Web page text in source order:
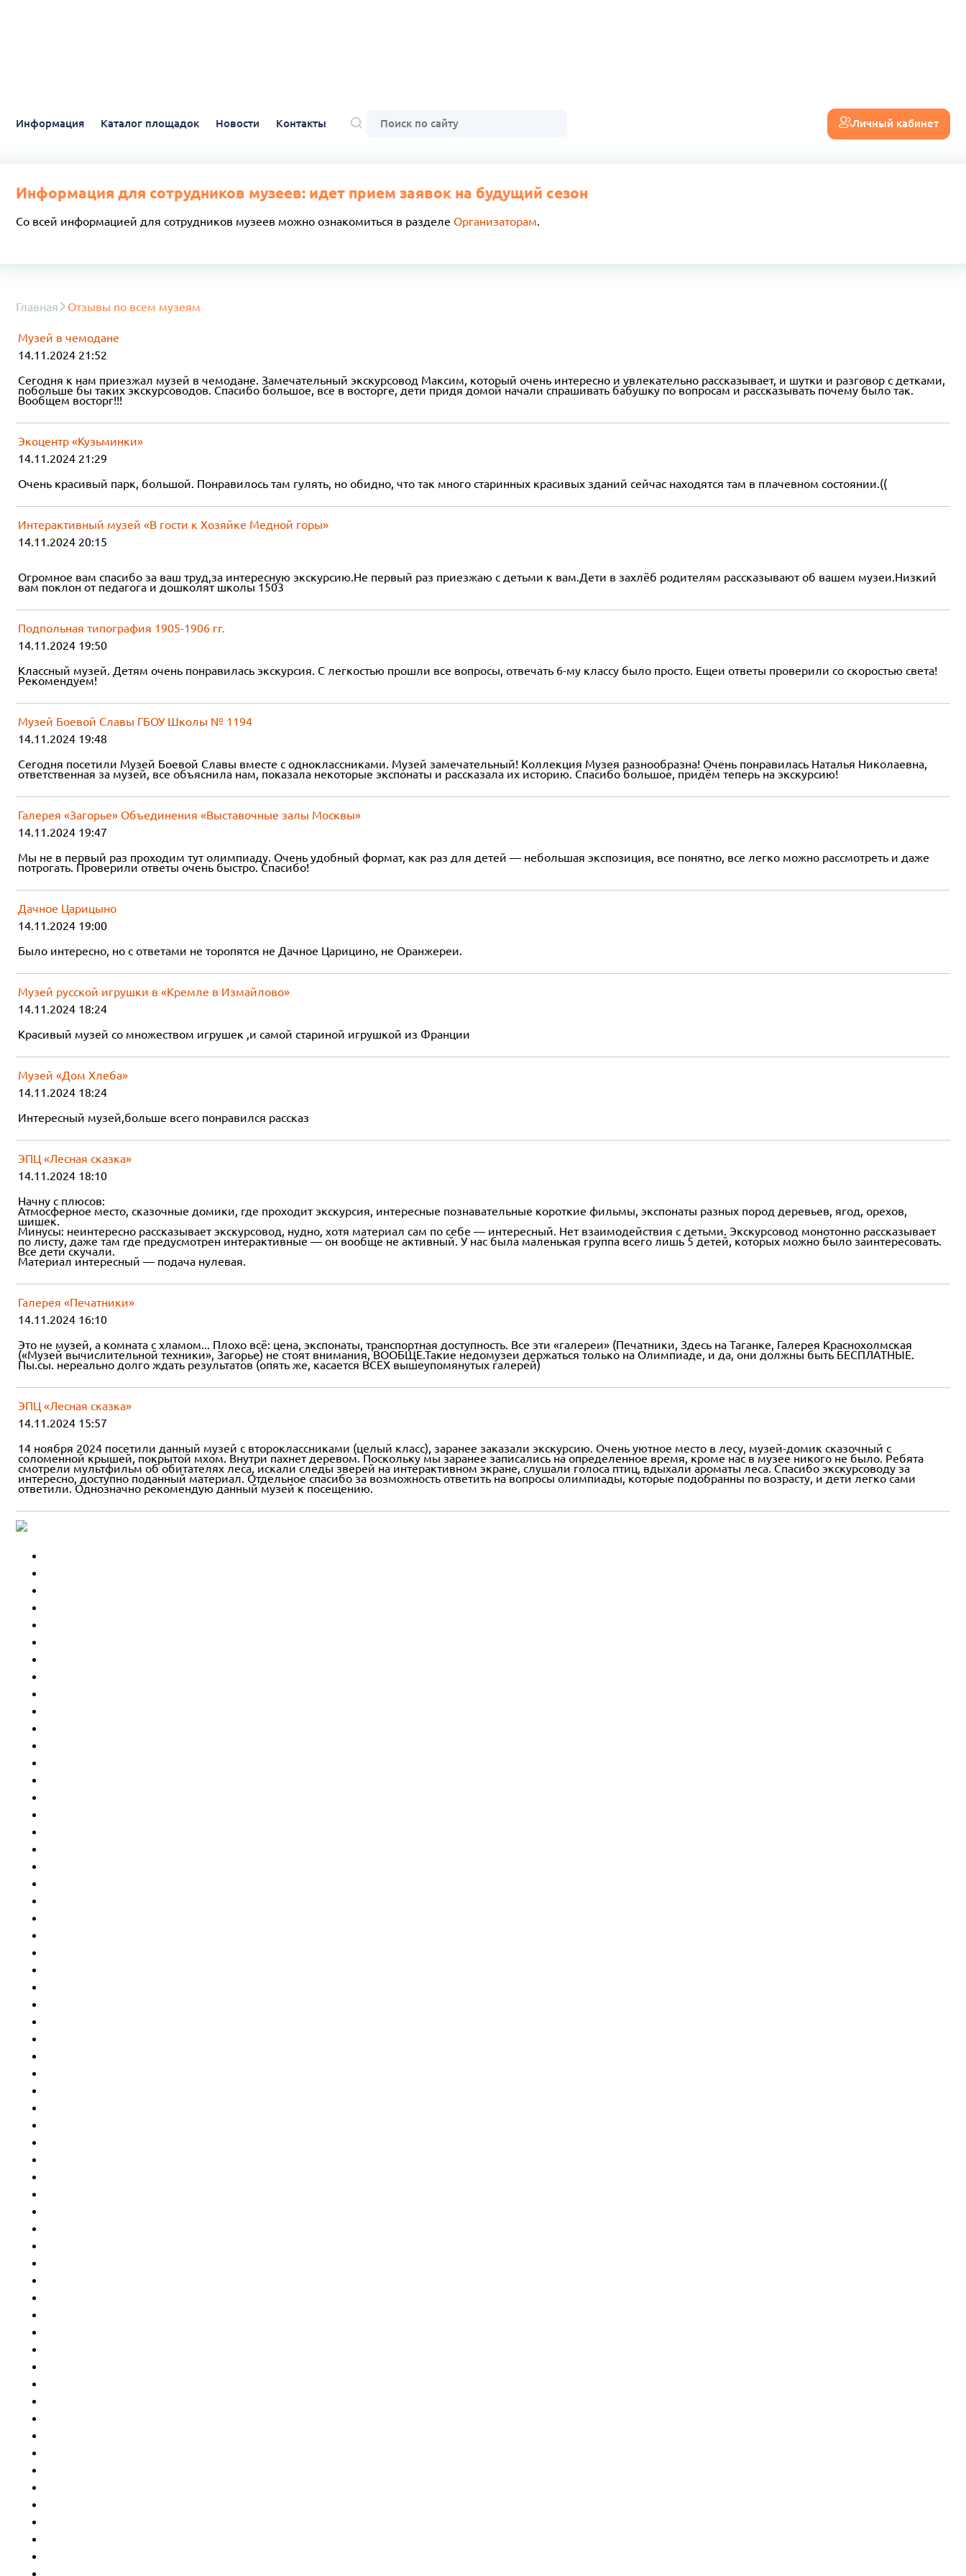
Информация Каталог площадок Новости Контакты Личный кабинет
Информация для сотрудников музеев: идет прием заявок на будущий сезон
Со всей информацией для сотрудников музеев можно ознакомиться в разделе Организаторам.
Главная Отзывы по всем музеям
Музей в чемодане
14.11.2024 21:52
Сегодня к нам приезжал музей в чемодане. Замечательный экскурсовод Максим, который очень интересно и увлекательно рассказывает, и шутки и разговор с детками,
побольше бы таких экскурсоводов. Спасибо большое, все в восторге, дети придя домой начали спрашивать бабушку по вопросам и рассказывать почему было так.
Вообщем восторг!!!
Экоцентр «Кузьминки»
14.11.2024 21:29
Очень красивый парк, большой. Понравилось там гулять, но обидно, что так много старинных красивых зданий сейчас находятся там в плачевном состоянии.((
Интерактивный музей «В гости к Хозяйке Медной горы»
14.11.2024 20:15
Огромное вам спасибо за ваш труд,за интересную экскурсию.Не первый раз приезжаю с детьми к вам.Дети в захлёб родителям рассказывают об вашем музеи.Низкий
вам поклон от педагога и дошколят школы 1503
Подпольная типография 1905-1906 гг.
14.11.2024 19:50
Классный музей. Детям очень понравилась экскурсия. С легкостью прошли все вопросы, отвечать 6-му классу было просто. Ещеи ответы проверили со скоростью света!
Рекомендуем!
Музей Боевой Славы ГБОУ Школы № 1194
14.11.2024 19:48
Сегодня посетили Музей Боевой Славы вместе с одноклассниками. Музей замечательный! Коллекция Музея разнообразна! Очень понравилась Наталья Николаевна,
ответственная за музей, все объяснила нам, показала некоторые экспонаты и рассказала их историю. Спасибо большое, придём теперь на экскурсию!
Галерея «Загорье» Объединения «Выставочные залы Москвы»
14.11.2024 19:47
Мы не в первый раз проходим тут олимпиаду. Очень удобный формат, как раз для детей — небольшая экспозиция, все понятно, все легко можно рассмотреть и даже
потрогать. Проверили ответы очень быстро. Спасибо!
Дачное Царицыно
14.11.2024 19:00
Было интересно, но с ответами не торопятся не Дачное Царицино, не Оранжереи.
Музей русской игрушки в «Кремле в Измайлово»
14.11.2024 18:24
Красивый музей со множеством игрушек ,и самой стариной игрушкой из Франции
Музей «Дом Хлеба»
14.11.2024 18:24
Интересный музей,больше всего понравился рассказ
ЭПЦ «Лесная сказка»
14.11.2024 18:10
Начну с плюсов:
Атмосферное место, сказочные домики, где проходит экскурсия, интересные познавательные короткие фильмы, экспонаты разных пород деревьев, ягод, орехов,
шишек.
Минусы: неинтересно рассказывает экскурсовод, нудно, хотя материал сам по себе — интересный. Нет взаимодействия с детьми. Экскурсовод монотонно рассказывает
по листу, даже там где предусмотрен интерактивные — он вообще не активный. У нас была маленькая группа всего лишь 5 детей, которых можно было заинтересовать.
Все дети скучали.
Материал интересный — подача нулевая.
Галерея «Печатники»
14.11.2024 16:10
Это не музей, а комната с хламом... Плохо всё: цена, экспонаты, транспортная доступность. Все эти «галереи» (Печатники, Здесь на Таганке, Галерея Краснохолмская
(«Музей вычислительной техники», Загорье) не стоят внимания, ВООБЩЕ.Такие недомузеи держаться только на Олимпиаде, и да, они должны быть БЕСПЛАТНЫЕ.
Пы.сы. нереально долго ждать результатов (опять же, касается ВСЕХ вышеупомянутых галерей)
ЭПЦ «Лесная сказка»
14.11.2024 15:57
14 ноября 2024 посетили данный музей с второклассниками (целый класс), заранее заказали экскурсию. Очень уютное место в лесу, музей-домик сказочный с
соломенной крышей, покрытой мхом. Внутри пахнет деревом. Поскольку мы заранее записались на определенное время, кроме нас в музее никого не было. Ребята
смотрели мультфильм об обитателях леса, искали следы зверей на интерактивном экране, слушали голоса птиц, вдыхали ароматы леса. Спасибо экскурсоводу за
интересно, доступно поданный материал. Отдельное спасибо за возможность ответить на вопросы олимпиады, которые подобранны по возрасту, и дети легко сами
ответили. Однозначно рекомендую данный музей к посещению.